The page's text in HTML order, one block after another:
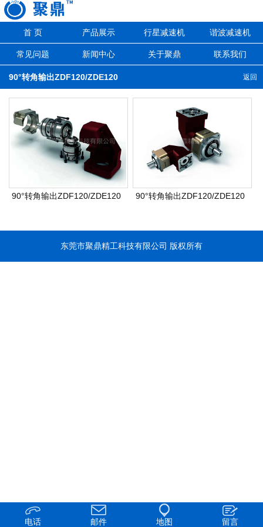
首 页 产品展示 行星减速机 谐波减速机
常见问题 新闻中心 关于聚鼎 联系我们
返回
90°转角输出ZDF120/ZDE120
90°转角输出ZDF120/ZDE120 90°转角输出ZDF120/ZDE120
东莞市聚鼎精工科技有限公司 版权所有
电话 邮件 地图 留言